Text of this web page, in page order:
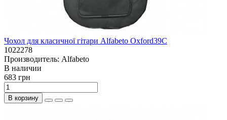
Чохол для класичної гітари Alfabeto Oxford39C
1022278
Производитель: Alfabeto
В наличии
683 грн
В корзину